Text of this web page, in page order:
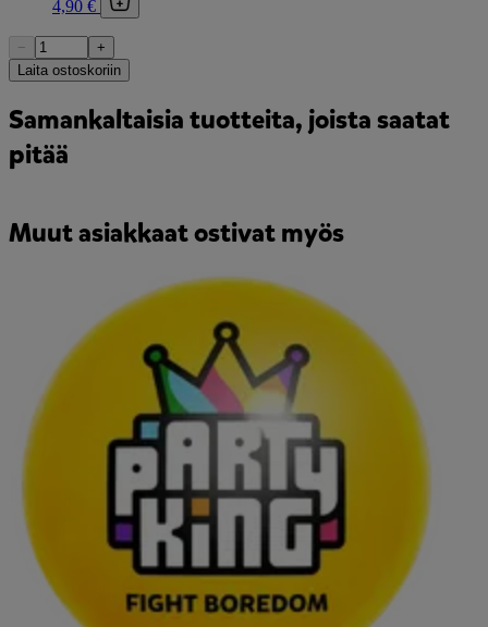
4,90 €
−
+
Laita ostoskoriin
Samankaltaisia tuotteita, joista saatat
pitää
Muut asiakkaat ostivat myös